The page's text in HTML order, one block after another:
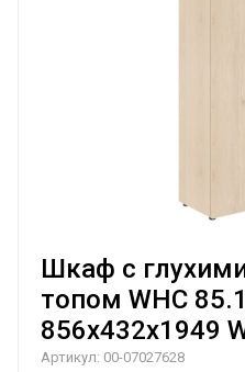
Шкаф с
топом WHC
856х432х1949
Артикул: 00-07027628